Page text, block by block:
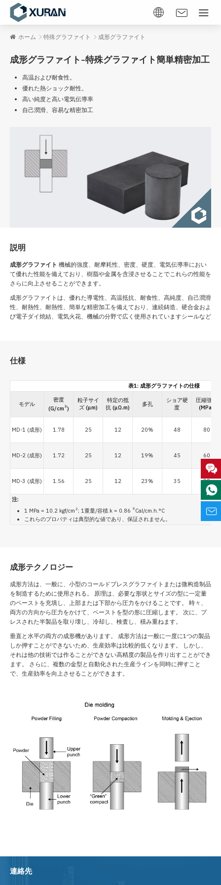
ホーム 特殊グラファイト 成形グラファイト
成形グラファイト–特殊グラファイト簡単精密加工
高温および耐食性。
優れた熱ショック耐性。
高い純度と高い電気伝導率
自己潤滑、容易な精密加工
説明
成形グラファイト 機械的強度、耐摩耗性、密度、硬度、電気伝導率におい
て優れた性能を備えており、樹脂や金属を含浸させることでこれらの性能を
さらに向上させることができます。
成形グラファイトは、優れた導電性、高温抵抗、耐食性、高純度、自己潤滑
性、耐熱性、耐熱性、簡単な精密加工を備えており、連続鋳造、硬合金およ
び電子ダイ焼結、電気火花、機械の分野で広く使用されていますシールなど
仕様
表1: 成形グラファイトの仕様
モデル
密度
(G/cm 3)
粒子サイ
ズ (μm)
特定の抵
抗 (μΩ.m) 多孔
ショア硬
度
圧縮強さ
(MPa)
MD-1 (成形) 1.78 25 12 20% 48 80
MD-2 (成形) 1.72 25 12 19% 45 60
MD-3 (成形) 1.56 25 12 23% 35 38
注:
1 MPa = 10.2 kgf/cm 2 ; 1重量/容積.k = 0.86 KCal/cm.h.°C
これらのプロパティは典型的な値であり、保証されません。
成形テクノロジー
成形方法は、一般に、小型のコールドプレスグラファイトまたは微构造制品
を制造するために使用される。 原理は、必要な形状とサイズの型に一定量
のペーストを充填し、上部または下部から圧力をかけることです。 時々、
両方の方向から圧力をかけて、ペーストを型の形に圧縮します。 次に、プ
レスされた半製品を取り壊し、冷却し、検査し、積み重ねます。
垂直と水平の両方の成形機があります。 成形方法は一般に一度に1つの製品
しか押すことができないため、生産効率は比較的低くなります。 しかし、
それは他の技術では作ることができない高精度の製品を作り出すことができ
ます。 さらに、複数の金型と自動化された生産ラインを同時に押すこと
で、生産効率を向上させることができます。
連絡先